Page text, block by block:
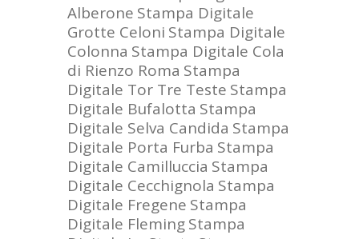
Alberone Stampa Digitale
Grotte Celoni Stampa Digitale
Colonna Stampa Digitale Cola
di Rienzo Roma Stampa
Digitale Tor Tre Teste Stampa
Digitale Bufalotta Stampa
Digitale Selva Candida Stampa
Digitale Porta Furba Stampa
Digitale Camilluccia Stampa
Digitale Cecchignola Stampa
Digitale Fregene Stampa
Digitale FlemingStampa